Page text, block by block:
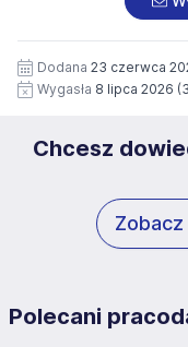
siedziby
https://
wizerunku), na
12 miesięcy. Zgoda
czasie wycofana.
Dodana 23 czerwca
Wygasła 8 lipca 2026
Chcesz
Polecani